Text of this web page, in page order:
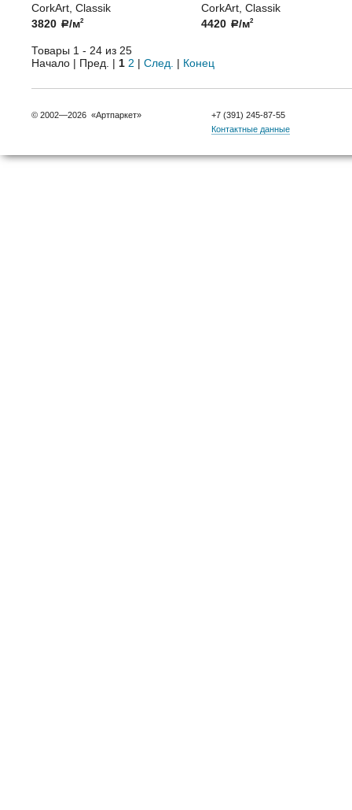
CorkArt, Classik
3820 a/м2
CorkArt, Classik
4420 a/м2
Товары 1 - 24 из 25
Начало | Пред. | 1 2 | След. | Конец
© 2002—2026 «Артпаркет»
+7 (391) 245-87-55
Контактные данные